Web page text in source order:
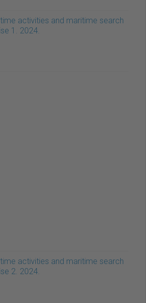
activities and maritime search
1. 2024.
activities and maritime search
2. 2024.